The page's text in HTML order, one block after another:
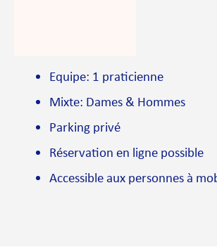
Equipe: 1 praticienne
Mixte: Dames & Hommes
Parking privé
Réservation en ligne possible
Accessible aux personnes à